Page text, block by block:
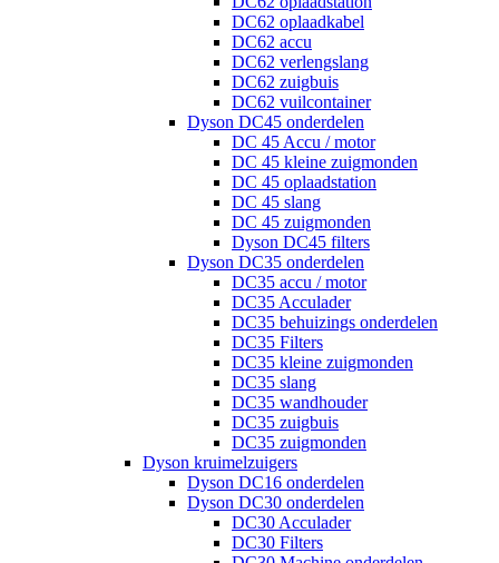
DC62 oplaadkabel
DC62 accu
DC62 verlengslang
DC62 zuigbuis
DC62 vuilcontainer
Dyson DC45 onderdelen
DC 45 Accu / motor
DC 45 kleine zuigmonden
DC 45 oplaadstation
DC 45 slang
DC 45 zuigmonden
Dyson DC45 filters
Dyson DC35 onderdelen
DC35 accu / motor
DC35 Acculader
DC35 behuizings onderdelen
DC35 Filters
DC35 kleine zuigmonden
DC35 slang
DC35 wandhouder
DC35 zuigbuis
DC35 zuigmonden
Dyson kruimelzuigers
Dyson DC16 onderdelen
Dyson DC30 onderdelen
DC30 Acculader
DC30 Filters